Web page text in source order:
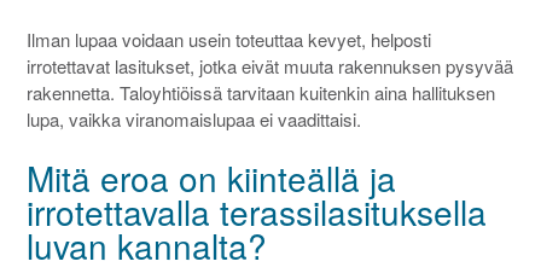
Ilman lupaa voidaan usein toteuttaa kevyet, helposti
irrotettavat lasitukset, jotka eivät muuta rakennuksen pysyvää
rakennetta. Taloyhtiöissä tarvitaan kuitenkin aina hallituksen
lupa, vaikka viranomaislupaa ei vaadittaisi.
Mitä eroa on kiinteällä ja
irrotettavalla terassilasituksella
luvan kannalta?